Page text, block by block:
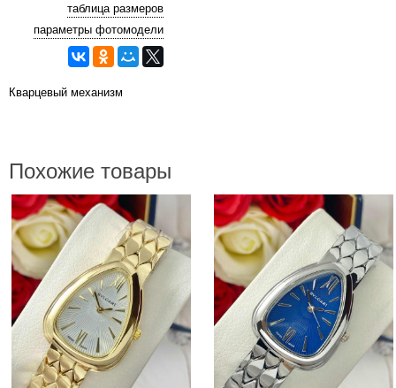
таблица размеров
параметры фотомодели
Кварцевый механизм
Похожие товары